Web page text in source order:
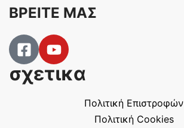
σχετικα
Πολιτική Επιστροφών
Πολιτική Cookies
ΒΡΕΙΤΕ ΜΑΣ